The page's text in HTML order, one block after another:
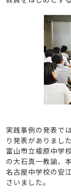
実践事例の発表で
り発表がありました
富山市立楡原中学
の大石真一教諭、
名古屋中学校の安
さいました。